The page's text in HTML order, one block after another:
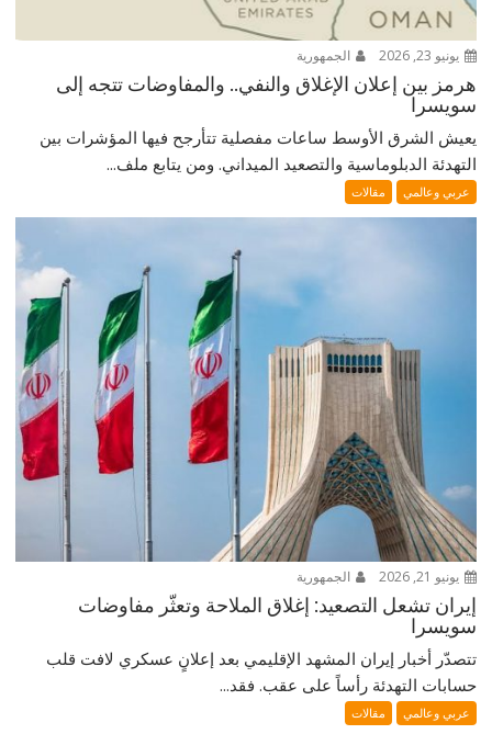
يونيو 23, 2026 الجمهورية
هرمز بين إعلان الإغلاق والنفي.. والمفاوضات تتجه إلى
سويسرا
يعيش الشرق الأوسط ساعات مفصلية تتأرجح فيها المؤشرات بين
التهدئة الدبلوماسية والتصعيد الميداني. ومن يتابع ملف...
عربي وعالمي مقالات
يونيو 21, 2026 الجمهورية
إيران تشعل التصعيد: إغلاق الملاحة وتعثّر مفاوضات
سويسرا
تتصدّر أخبار إيران المشهد الإقليمي بعد إعلانٍ عسكري لافت قلب
حسابات التهدئة رأساً على عقب. فقد...
عربي وعالمي مقالات